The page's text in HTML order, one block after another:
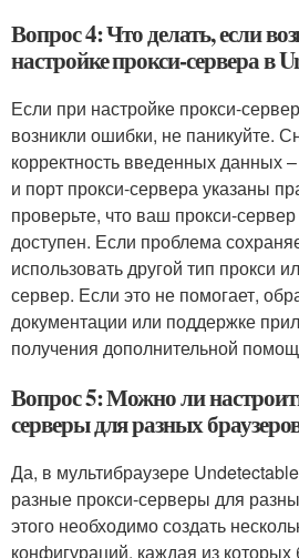
Вопрос 4: Что делать, если
настройке прокси-сервера в
Если при настройке прокси-
возникли ошибки, не паникуйте.
корректность введенных данных
и порт прокси-сервера указаны
проверьте, что ваш прокси-
доступен. Если проблема
использовать другой тип прокси
сервер. Если это не помогает,
документации или поддержке
получения дополнительной
Вопрос 5: Можно ли
серверы для разных
Да, в мультибраузере
разные прокси-серверы для
этого необходимо создать
конфигураций, каждая из которых